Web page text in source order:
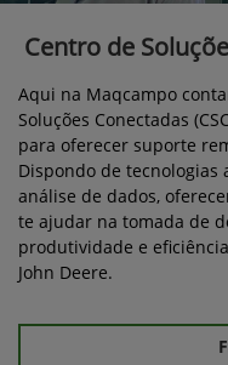
Centro de
Aqui na Maqcampo
Soluções Conectadas
para oferecer suporte
Dispondo de tecnologias
análise de dados,
te ajudar na tomada de
produtividade e
John Deere.